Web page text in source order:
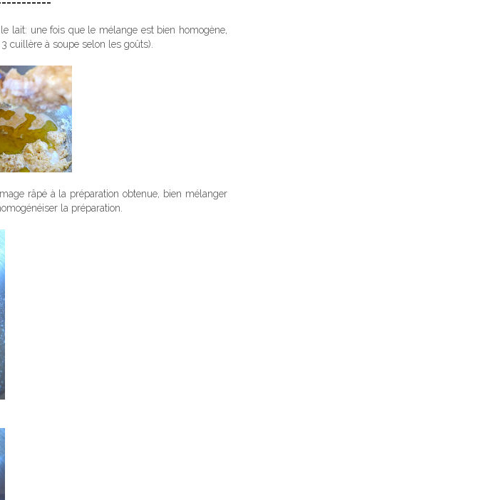
lait: une fois que le mélange est bien homogène,
cuillère à soupe selon les goûts).
râpé à la préparation obtenue, bien mélanger
la préparation.